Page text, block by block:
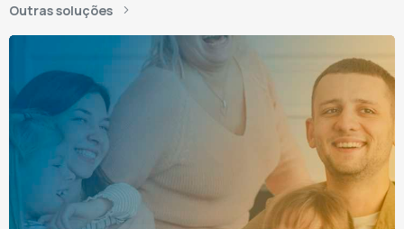
Outras soluções